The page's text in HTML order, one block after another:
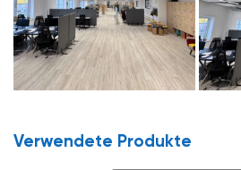
Verwendete Produkte